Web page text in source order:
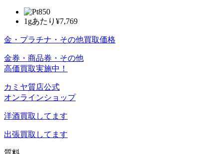
1gあたり ¥7,769
金・プラチナ・その他買取価格
金券・商品券・その他
高価買取実施中！
カミヤ質店公式
オンラインショップ
洋酒買取してます
出張買取 してます